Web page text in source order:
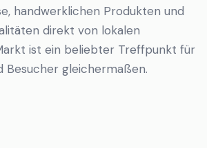
handwerklichen Produkten und
direkt von lokalen
ist ein beliebter Treffpunkt für
Besucher gleichermaßen.